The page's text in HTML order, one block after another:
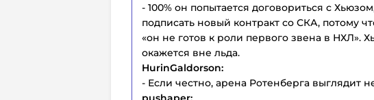
- 100% он попытается договориться с
подписать новый контракт со СКА, потому
«он не готов к роли первого звена в НХЛ».
окажется вне льда.
HurinGaldorson:
- Если честно, арена Ротенберга выглядит